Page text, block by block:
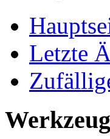
Letzte